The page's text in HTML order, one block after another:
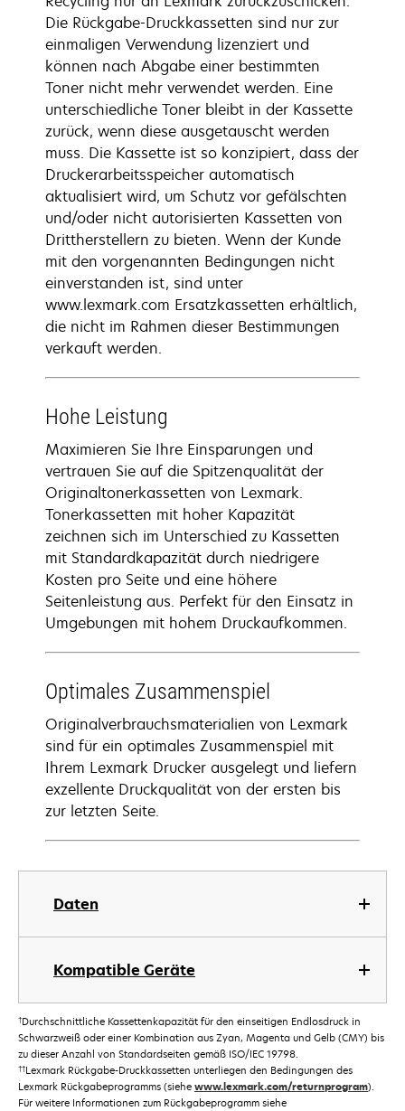
Daten
Kompatible Geräte
Die Rückgabe-Druckkassetten sind nur zur
einmaligen Verwendung lizenziert und
können nach Abgabe einer bestimmten
Toner nicht mehr verwendet werden. Eine
unterschiedliche Toner bleibt in der Kassette
zurück, wenn diese ausgetauscht werden
muss. Die Kassette ist so konzipiert, dass der
Druckerarbeitsspeicher automatisch
aktualisiert wird, um Schutz vor gefälschten
und/oder nicht autorisierten Kassetten von
Drittherstellern zu bieten. Wenn der Kunde
mit den vorgenannten Bedingungen nicht
einverstanden ist, sind unter
www.lexmark.com Ersatzkassetten erhältlich,
die nicht im Rahmen dieser Bestimmungen
verkauft werden.
Hohe Leistung
Maximieren Sie Ihre Einsparungen und
vertrauen Sie auf die Spitzenqualität der
Originaltonerkassetten von Lexmark.
Tonerkassetten mit hoher Kapazität
zeichnen sich im Unterschied zu Kassetten
mit Standardkapazität durch niedrigere
Kosten pro Seite und eine höhere
Seitenleistung aus. Perfekt für den Einsatz in
Umgebungen mit hohem Druckaufkommen.
Optimales Zusammenspiel
Originalverbrauchsmaterialien von Lexmark
sind für ein optimales Zusammenspiel mit
Ihrem Lexmark Drucker ausgelegt und liefern
exzellente Druckqualität von der ersten bis
zur letzten Seite.
†Durchschnittliche Kassettenkapazität für den einseitigen Endlosdruck in
Schwarzweiß oder einer Kombination aus Zyan, Magenta und Gelb (CMY) bis
zu dieser Anzahl von Standardseiten gemäß ISO/IEC 19798.
††Lexmark Rückgabe-Druckkassetten unterliegen den Bedingungen des
Lexmark Rückgabeprogramms (siehe www.lexmark.com/returnprogram).
Für weitere Informationen zum Rückgabeprogramm siehe